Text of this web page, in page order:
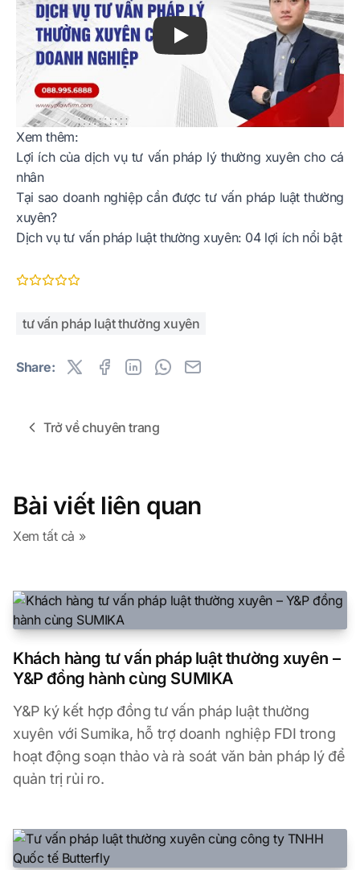
Xem thêm:
Lợi ích của dịch vụ tư vấn pháp lý thường xuyên cho cá
nhân
Tại sao doanh nghiệp cần được tư vấn pháp luật thường
xuyên?
Dịch vụ tư vấn pháp luật thường xuyên: 04 lợi ích nổi bật
tư vấn pháp luật thường xuyên
Share:
Trở về chuyên trang
Bài viết liên quan
Xem tất cả »
Khách hàng tư vấn pháp luật thường xuyên –
Y&P đồng hành cùng SUMIKA
Y&P ký kết hợp đồng tư vấn pháp luật thường
xuyên với Sumika, hỗ trợ doanh nghiệp FDI trong
hoạt động soạn thảo và rà soát văn bản pháp lý để
quản trị rủi ro.